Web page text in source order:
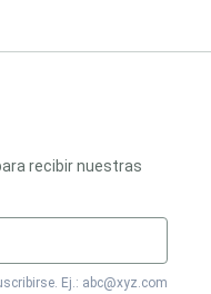
recibir nuestras
Ej.: abc@xyz.com